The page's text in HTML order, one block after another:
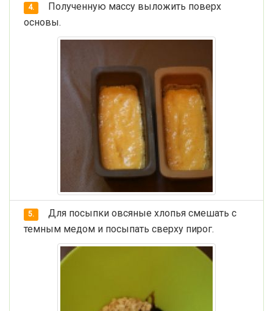
4.
Полученную массу выложить поверх
основы.
5.
Для посыпки овсяные хлопья смешать с
темным медом и посыпать сверху пирог.